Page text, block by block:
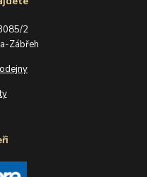
2
Zábřeh